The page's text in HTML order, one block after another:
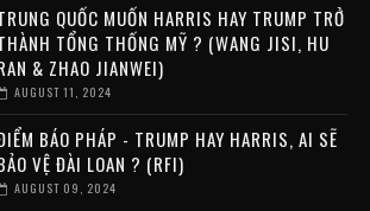
QUỐC MUỐN HARRIS HAY TRUMP TRỞ
TỔNG THỐNG MỸ ? (WANG JISI, HU
& ZHAO JIANWEI)
AUGUST 11, 2024
BÁO PHÁP - TRUMP HAY HARRIS, AI SẼ
VỆ ĐÀI LOAN ? (RFI)
AUGUST 09, 2024